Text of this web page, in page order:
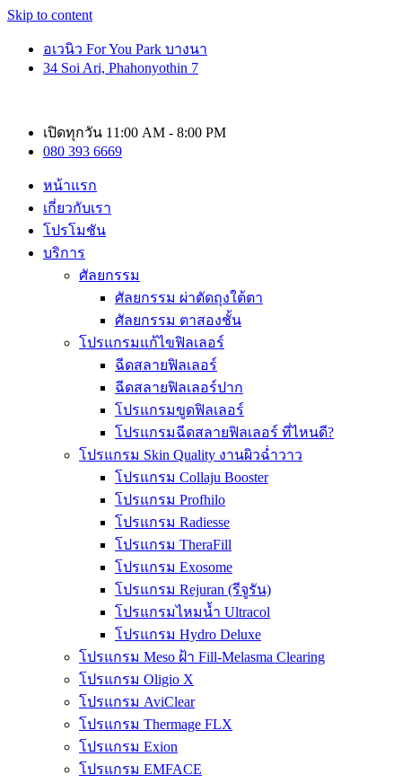
Skip to content
อเวนิว For You Park บางนา
34 Soi Ari, Phahonyothin 7
เปิดทุกวัน 11:00 AM - 8:00 PM
080 393 6669
หน้าแรก
เกี่ยวกับเรา
โปรโมชัน
บริการ
ศัลยกรรม
ศัลยกรรม ผ่าตัดถุงใต้ตา
ศัลยกรรม ตาสองชั้น
โปรแกรมแก้ไขฟิลเลอร์
ฉีดสลายฟิลเลอร์
ฉีดสลายฟิลเลอร์ปาก
โปรแกรมขูดฟิลเลอร์
โปรแกรมฉีดสลายฟิลเลอร์ ที่ไหนดี?
โปรแกรม Skin Quality งานผิวฉ่ำวาว
โปรแกรม Collaju Booster
โปรแกรม Profhilo
โปรแกรม Radiesse
โปรแกรม TheraFill
โปรแกรม Exosome
โปรแกรม Rejuran (รีจูรัน)
โปรแกรมไหมน้ำ Ultracol
โปรแกรม Hydro Deluxe
โปรแกรม Meso ฝ้า Fill-Melasma Clearing
โปรแกรม Oligio X
โปรแกรม AviClear
โปรแกรม Thermage FLX
โปรแกรม Exion
โปรแกรม EMFACE